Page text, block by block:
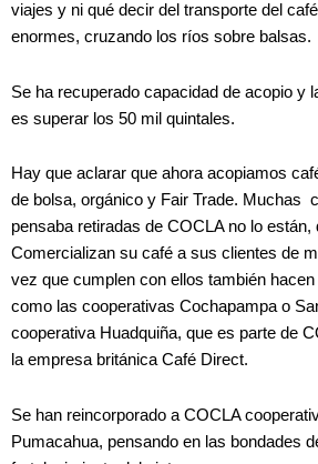
viajes y ni qué decir del transporte del
enormes, cruzando los ríos sobre balsas.
Se ha recuperado capacidad de acopio y
es superar los 50 mil quintales.
Hay que aclarar que ahora acopiamos
de bolsa, orgánico y Fair Trade. Muchas
pensaba retiradas de COCLA no lo están,
Comercializan su café a sus clientes de
vez que cumplen con ellos también
como las cooperativas Cochapampa o
cooperativa Huadquiña, que es parte de
la empresa británica Café Direct.
Se han reincorporado a COCLA
Pumacahua, pensando en las bondades